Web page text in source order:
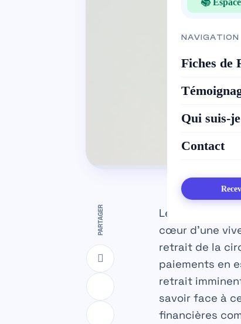
📚
NAVIGATION
Fiches de
Qui suis-
Contact
PARTAGER
Les billets de
cœur d’une
retrait de la
paiements en
retrait
savoir face à
financières